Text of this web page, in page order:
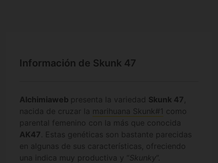
Información de Skunk 47
Alchimiaweb presenta la variedad Skunk 47
nacida de cruzar la
marihuana Skunk#1 como
parental femenino con la más que conocida
AK47 . Estas genéticas son bastante parecidas
en algunas de sus características, ofreciendo
una indica muy productiva y “Skunky”.